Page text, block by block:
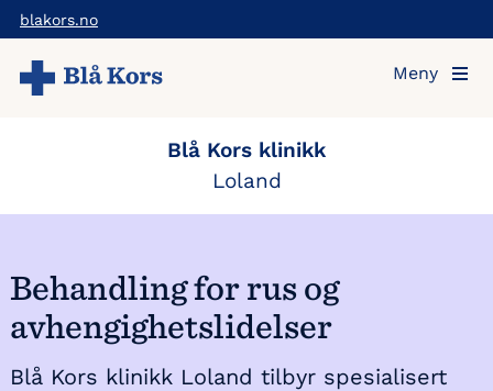
Hopp
til
hovedinnholdet
blakors.no
Meny
Blå Kors klinikk
Loland
Behandling for rus og
avhengighetslidelser
Blå Kors klinikk Loland tilbyr spesialisert